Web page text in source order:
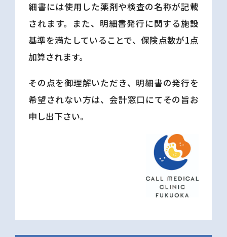
細書には使用した薬剤や検査の名称が記載
されます。また、明細書発行に関する施設
基準を満たしていることで、保険点数が1点
加算されます。
その点を御理解いただき、明細書の発行を
希望されない方は、会計窓口にてその旨お
申し出下さい。